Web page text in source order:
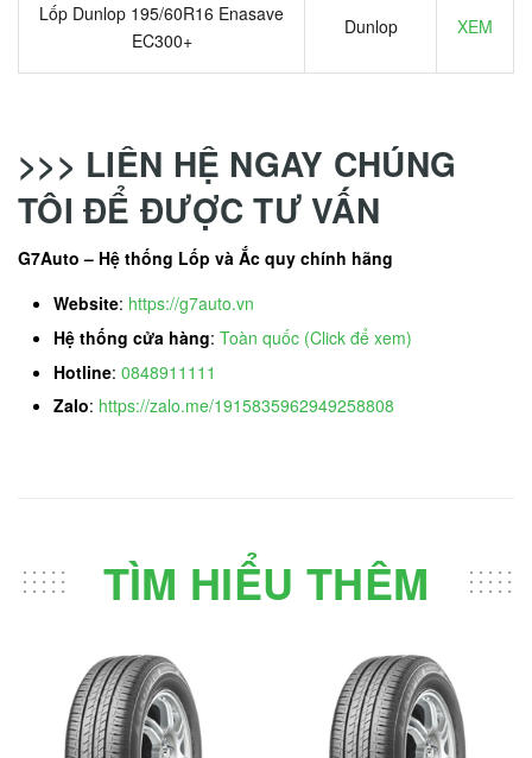
Lốp Dunlop 195/60R16 Enasave
EC300+
Dunlop XEM
>>> LIÊN HỆ NGAY CHÚNG
TÔI ĐỂ ĐƯỢC TƯ VẤN
G7Auto – Hệ thống Lốp và Ắc quy chính hãng
Website: https://g7auto.vn
Hệ thống cửa hàng: Toàn quốc (Click để xem)
Hotline: 0848911111
Zalo: https://zalo.me/1915835962949258808
TÌM HIỂU THÊM